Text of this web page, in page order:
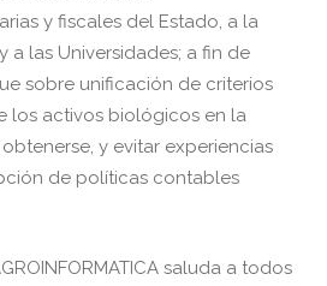
y fiscales del Estado, a la
a las Universidades; a fin de
sobre unificación de criterios
los activos biológicos en la
y evitar experiencias
de políticas contables
saluda a todos